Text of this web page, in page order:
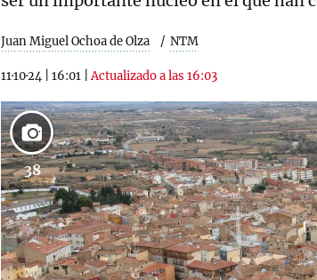
Juan Miguel Ochoa de Olza NTM
11·10·24 16:01 |Actualizado a las 16:03
38